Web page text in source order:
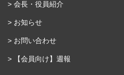
会長・役員紹介
お知らせ
お問い合わせ
【会員向け】週報